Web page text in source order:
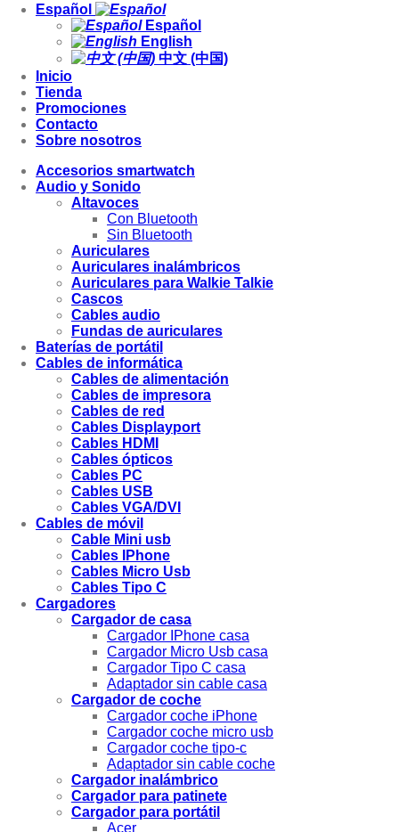
Español
Español
English
中文 (中国)
Inicio
Tienda
Promociones
Contacto
Sobre nosotros
Accesorios smartwatch
Audio y Sonido
Altavoces
Con Bluetooth
Sin Bluetooth
Auriculares
Auriculares inalámbricos
Auriculares para Walkie Talkie
Cascos
Cables audio
Fundas de auriculares
Baterías de portátil
Cables de informática
Cables de alimentación
Cables de impresora
Cables de red
Cables Displayport
Cables HDMI
Cables ópticos
Cables PC
Cables USB
Cables VGA/DVI
Cables de móvil
Cable Mini usb
Cables IPhone
Cables Micro Usb
Cables Tipo C
Cargadores
Cargador de casa
Cargador IPhone casa
Cargador Micro Usb casa
Cargador Tipo C casa
Adaptador sin cable casa
Cargador de coche
Cargador coche iPhone
Cargador coche micro usb
Cargador coche tipo-c
Adaptador sin cable coche
Cargador inalámbrico
Cargador para patinete
Cargador para portátil
Acer